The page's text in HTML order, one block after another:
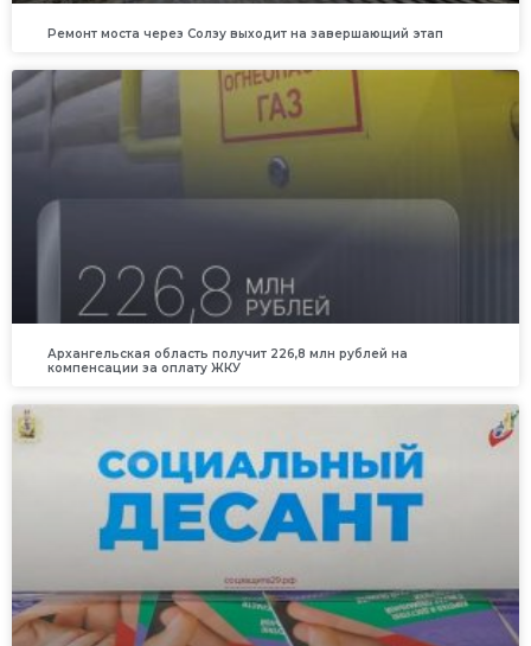
Ремонт моста через Солзу выходит на завершающий этап
Архангельская область получит 226,8 млн рублей на
компенсации за оплату ЖКУ